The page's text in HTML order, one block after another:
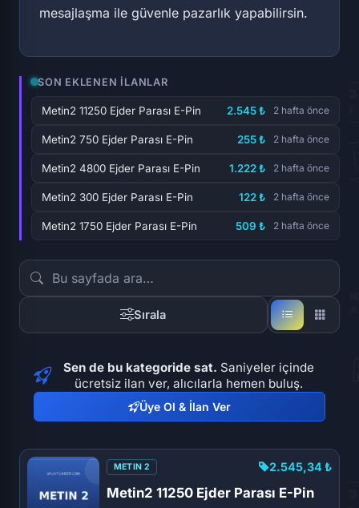
mesajlaşma ile güvenle pazarlık yapabilirsin.
SON EKLENEN İLANLAR
Metin2 11250 Ejder Parası E-Pin 2.545 ₺ 2 hafta önce
Metin2 750 Ejder Parası E-Pin 255 ₺ 2 hafta önce
Metin2 4800 Ejder Parası E-Pin 1.222 ₺ 2 hafta önce
Metin2 300 Ejder Parası E-Pin 122 ₺ 2 hafta önce
Metin2 1750 Ejder Parası E-Pin 509 ₺ 2 hafta önce
Sırala
Sen de bu kategoride sat. Saniyeler içinde
ücretsiz ilan ver, alıcılarla hemen buluş.
Üye Ol & İlan Ver
METIN 2
Metin2 11250 Ejder Parası E-Pin
2.545,34 ₺